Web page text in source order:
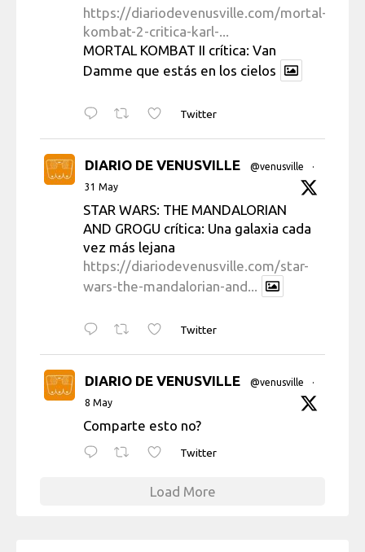
https://diariodevenusville.com/mortal-
kombat-2-critica-karl-...
MORTAL KOMBAT II crítica: Van
Damme que estás en los cielos
Twitter
DIARIO DE VENUSVILLE @venusville
·
31 May
STAR WARS: THE MANDALORIAN
AND GROGU crítica: Una galaxia cada
vez más lejana
https://diariodevenusville.com/star-
wars-the-mandalorian-and...
Twitter
DIARIO DE VENUSVILLE @venusville
·
8 May
Comparte esto no?
Twitter
Load More